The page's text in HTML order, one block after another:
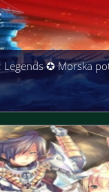
Legends ✪ Morska